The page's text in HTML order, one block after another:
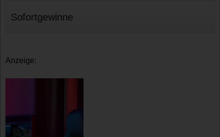
Sofortgewinne
Anzeige: